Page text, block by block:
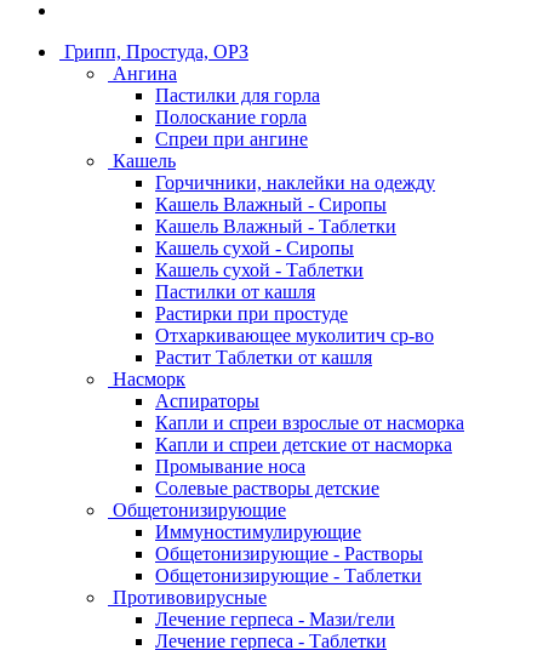
Грипп, Простуда, ОРЗ
Ангина
Пастилки для горла
Полоскание горла
Спреи при ангине
Кашель
Горчичники, наклейки на одежду
Кашель Влажный - Сиропы
Кашель Влажный - Таблетки
Кашель сухой - Сиропы
Кашель сухой - Таблетки
Пастилки от кашля
Растирки при простуде
Отхаркивающее муколитич ср-во
Растит Таблетки от кашля
Насморк
Аспираторы
Капли и спреи взрослые от насморка
Капли и спреи детские от насморка
Промывание носа
Солевые растворы детские
Общетонизирующие
Иммуностимулирующие
Общетонизирующие - Растворы
Общетонизирующие - Таблетки
Противовирусные
Лечение герпеса - Мази/гели
Лечение герпеса - Таблетки